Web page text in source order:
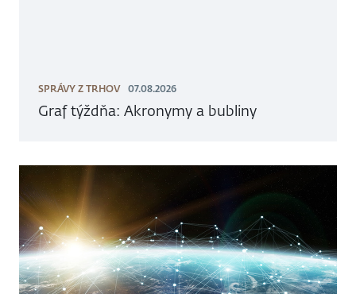
SPRÁVY Z TRHOV 07.08.2026
Graf týždňa: Akronymy a bubliny